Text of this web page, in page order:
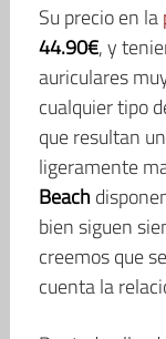
Su precio en la
44.90€, y
auriculares
cualquier tipo
que resultan
ligeramente
Beach
bien siguen
creemos que
cuenta la